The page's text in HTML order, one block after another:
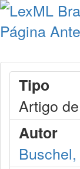
Página
Tipo
Artigo
Autor